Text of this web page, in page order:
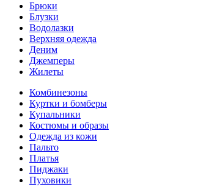
Брюки
Блузки
Водолазки
Верхняя одежда
Деним
Джемперы
Жилеты
Комбинезоны
Куртки и бомберы
Купальники
Костюмы и образы
Одежда из кожи
Пальто
Платья
Пиджаки
Пуховики